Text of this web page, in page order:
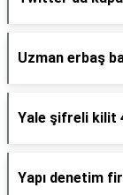
Uzman erbaş
Yale şifreli kilit
Yapı denetim